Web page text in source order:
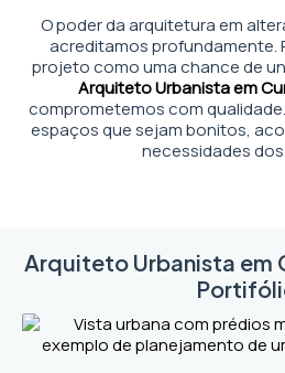
O poder da arquitetura em
acreditamos profundamente.
projeto como uma chance de
Arquiteto Urbanista em
comprometemos com
espaços que sejam bonitos,
necessidades
Arquiteto Urbanista em